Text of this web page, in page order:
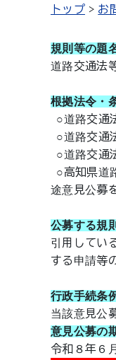
トップ お
規則等の題
道路交通法
根拠法令・
○道路交通
○道路交通
○道路交通
○高知県道
途意見公募
公募する規
引用してい
する申請等
行政手続条
当該意見公
意見公募の
令和８年６